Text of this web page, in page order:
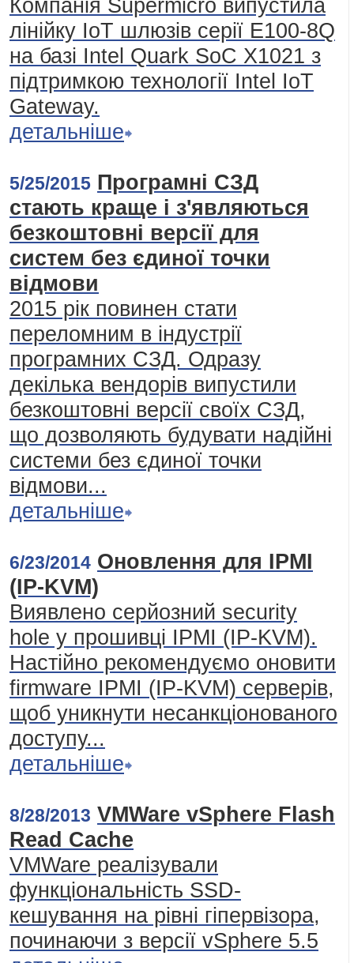
Компанія Supermicro випустила
лінійку IoT шлюзів серії E100-8Q
на базі Intel Quark SoC X1021 з
підтримкою технології Intel IoT
Gateway.
детальніше
5/25/2015 Програмні СЗД
стають краще і з'являються
безкоштовні версії для
систем без єдиної точки
відмови
2015 рік повинен стати
переломним в індустрії
програмних СЗД. Одразу
декілька вендорів випустили
безкоштовні версії своїх СЗД,
що дозволяють будувати надійні
системи без єдиної точки
відмови...
детальніше
6/23/2014 Оновлення для IPMI
(IP-KVM)
Виявлено серйозний security
hole у прошивці IPMI (IP-KVM).
Настійно рекомендуємо оновити
firmware IPMI (IP-KVM) серверів,
щоб уникнути несанкціонованого
доступу...
детальніше
8/28/2013 VMWare vSphere Flash
Read Cache
VMWare реалізували
функціональність SSD-
кешування на рівні гіпервізора,
починаючи з версії vSphere 5.5